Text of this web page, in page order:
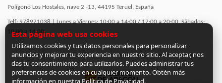
Polígono Los Hostales, nave 2 -13, 44195 Teruel, España
Telf: 978971038 | Lunes a Viernes: 10:00 a 14:00 / 17:00 a 20:00, Sábados:
10:00 a 14:00
Incorporación de funcionalidades semánticas a la web subvencionadas por:
Esta página web usa cookies
Utilizamos cookies y tus datos personales para personalizar
anuncios y mejorar tu experiencia en nuestro sitio. Al aceptar, nos
das tu consentimiento para utilizarlos. Puedes administrar tus
preferencias de cookies en cualquier momento. Obtén más
información en nuestra Política de Privacidad.